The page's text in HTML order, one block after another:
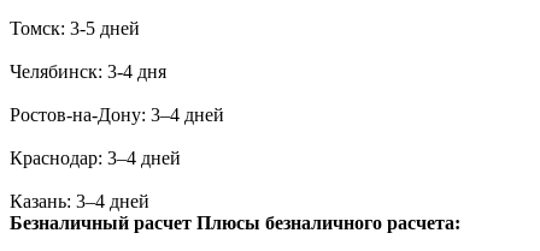
Томск: 3-5 дней
Челябинск: 3-4 дня
Ростов-на-Дону: 3–4 дней
Краснодар: 3–4 дней
Казань: 3–4 дней
Безналичный расчет Плюсы безналичного расчета: